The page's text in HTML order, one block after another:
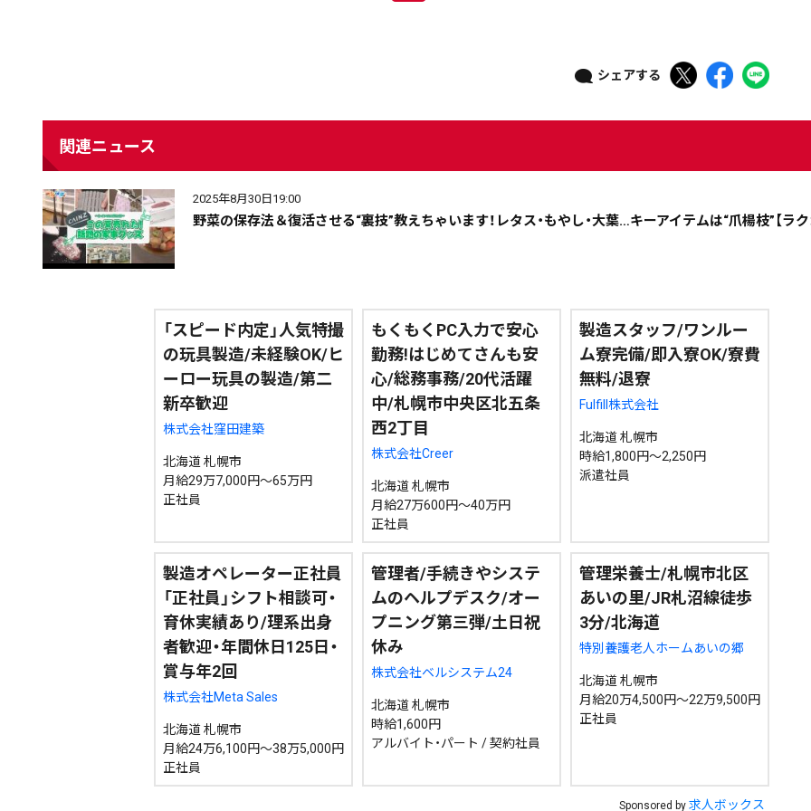
シェアする
関連ニュース
2025年8月30日19:00
野菜の保存法＆復活させる“裏技”教えちゃいます！レタス・もやし・大葉…キーアイテムは“爪楊枝”【ラク
「スピード内定」人気特撮
の玩具製造/未経験OK/ヒ
ーロー玩具の製造/第二
新卒歓迎
株式会社窪田建築
北海道 札幌市
月給29万7,000円～65万円
正社員
もくもくPC入力で安心
勤務!はじめてさんも安
心/総務事務/20代活躍
中/札幌市中央区北五条
西2丁目
株式会社Creer
北海道 札幌市
月給27万600円～40万円
正社員
製造スタッフ/ワンルー
ム寮完備/即入寮OK/寮費
無料/退寮
Fulfill株式会社
北海道 札幌市
時給1,800円～2,250円
派遣社員
製造オペレーター正社員
「正社員」シフト相談可・
育休実績あり/理系出身
者歓迎・年間休日125日・
賞与年2回
株式会社Meta Sales
北海道 札幌市
月給24万6,100円～38万5,000円
正社員
管理者/手続きやシステ
ムのヘルプデスク/オー
プニング第三弾/土日祝
休み
株式会社ベルシステム24
北海道 札幌市
時給1,600円
アルバイト・パート / 契約社員
管理栄養士/札幌市北区
あいの里/JR札沼線徒歩
3分/北海道
特別養護老人ホームあいの郷
北海道 札幌市
月給20万4,500円～22万9,500円
正社員
Sponsored by 求人ボックス